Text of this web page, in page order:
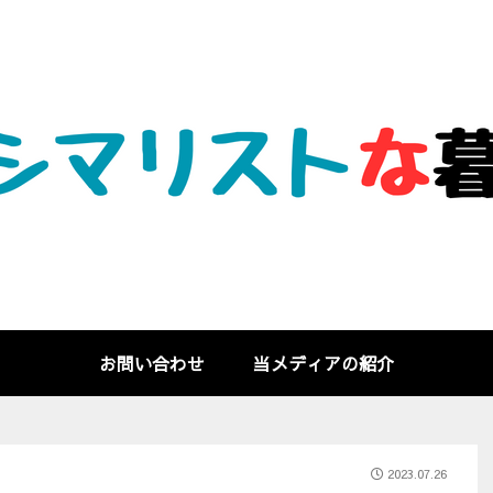
お問い合わせ 当メディアの紹介
2023.07.26